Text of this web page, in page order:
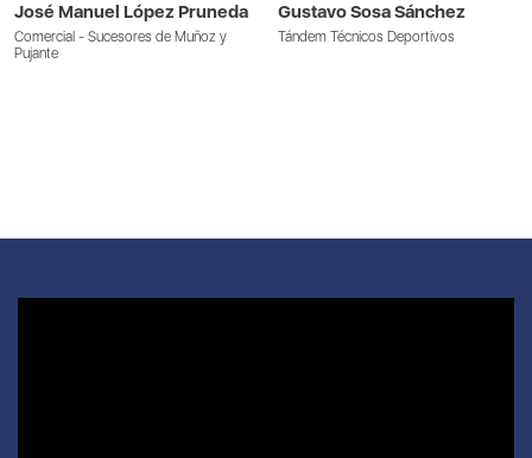
José Manuel López Pruneda
Comercial - Sucesores de Muñoz y
Pujante
Gustavo Sosa Sánchez
Tándem Técnicos Deportivos